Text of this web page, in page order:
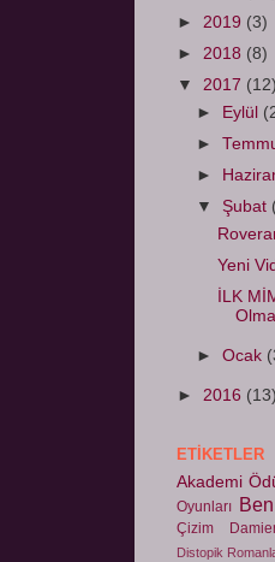
► 2019 (3)
► 2018 (8)
▼ 2017 (12)
►
Eylül
►
►
▼ Şubat
Yeni
İLK
►Ocak
► 2016 (13)
ETIKETLER
Akademi
Oyunları Ben
Çizim
Distopik